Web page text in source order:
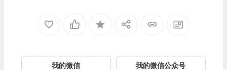
我的微信
我的微信公众号